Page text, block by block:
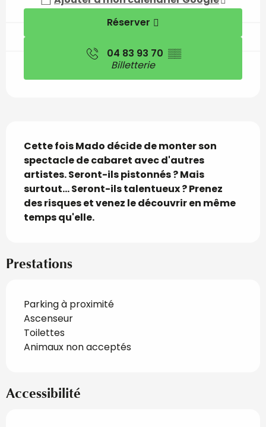
Réserver
04 83 93 70 ▒▒
Billetterie
Description
Cette fois Mado décide de monter son
spectacle de cabaret avec d'autres
artistes. Seront-ils pistonnés ? Mais
surtout... Seront-ils talentueux ? Prenez
des risques et venez le découvrir en même
temps qu'elle.
Prestations
Parking à proximité
Ascenseur
Toilettes
Animaux non acceptés
Accessibilité